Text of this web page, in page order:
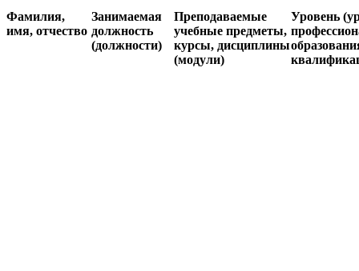
Фамилия,
имя, отчество
Занимаемая
должность
(должности)
Преподаваемые
учебные предметы,
курсы, дисциплины
(модули)
Уровень